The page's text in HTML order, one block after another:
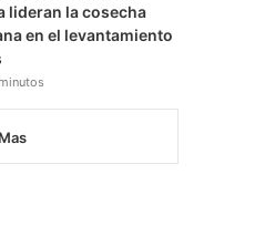
lideran la cosecha
en el levantamiento